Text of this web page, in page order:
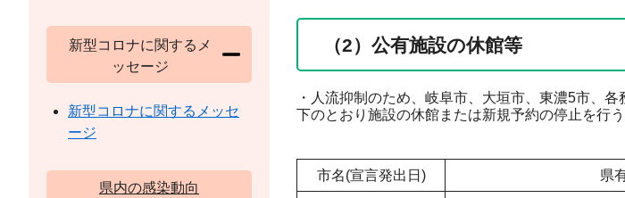
（2）公有施設の休館等
・人流抑制のため、岐阜市、大垣市、東濃5市、
下のとおり施設の休館または新規予約の停止を行う
市名(宣言発出日) 県
新型コロナに関するメ
ッセージ
新型コロナに関するメッセ
ージ
県内の感染動向